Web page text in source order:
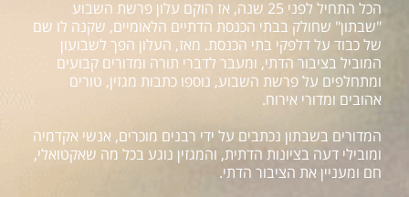
הכל התחיל לפני 25 שנה, אז הוקם עלון פרשת השבוע
"שבתון" שחולק בבתי הכנסת הדתיים הלאומיים, שקנה לו שם
של כבוד על דלפקי בתי הכנסת. מאז, העלון הפך לשבועון
המוביל בציבור הדתי, ומעבר לדברי תורה ומדורים קבועים
ומתחלפים על פרשת השבוע, נוספו כתבות מגזין, טורים
אהובים ומדורי אירוח.
המדורים בשבתון נכתבים על ידי רבנים מוכרים, אנשי אקדמיה
ומובילי דעה בציונות הדתית, והמגזין נוגע בכל מה שאקטואלי,
חם ומעניין את הציבור הדתי.